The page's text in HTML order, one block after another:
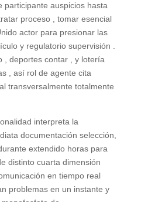
participante auspicios hasta
proceso , tomar esencial
actor para presionar las
y regulatorio supervisión .
, deportes contar , y lotería
, así rol de agente cita
transversalmente totalmente
interpreta la
documentación selección,
extendido horas para
distinto cuarta dimensión
en tiempo real
problemas en un instante y